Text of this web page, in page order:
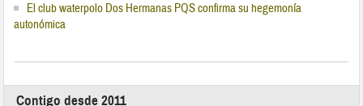
El club waterpolo Dos Hermanas PQS confirma su hegemonía
autonómica
Contigo desde 2011